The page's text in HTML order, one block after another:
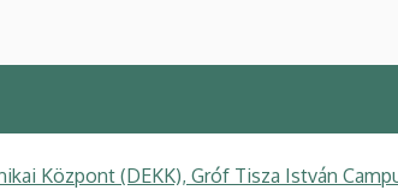
Központ (DEKK), Gróf Tisza István